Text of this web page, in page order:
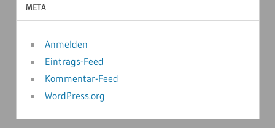
META
Anmelden
Eintrags-Feed
Kommentar-Feed
WordPress.org